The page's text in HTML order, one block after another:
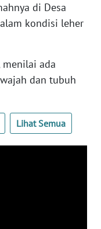
di Desa
kondisi leher
menilai ada
dan tubuh
Lihat Semua